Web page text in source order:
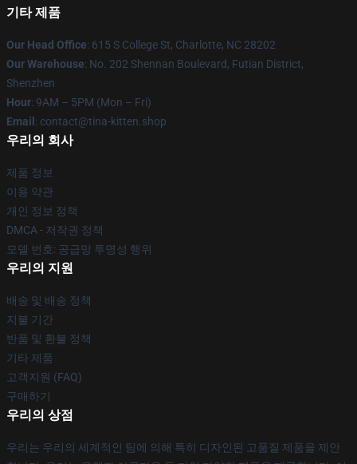
기타 제품
Our Head Office: 615 S College St, Charlotte, NC 28202
Our Warehouse: No. 202 Shennan Boulevard, Futian District,
Shenzhen
Hour: 9AM – 5PM (Mon – Fri)
Email : contact@tina-kitten.shop
우리의 회사
제품 정보
이용 약관
개인 정보 정책
DMCA - 저작권 정책
모델 번호: 공급망 투명성 행위
우리의 지원
배송 및 배송 정책
지불 기간
반품 및 환불 정책
기타 제품
고객지원 (FAQ)
구매하기
우리의 상점
우리는 우리의 세계적인 팀에 의해 특히 디자인된 고품질 제품을 제안